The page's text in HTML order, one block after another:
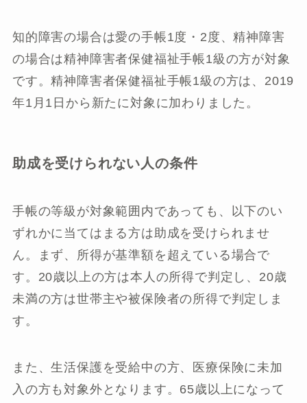
知的障害の場合は愛の手帳1度・2度、精神障害
の場合は精神障害者保健福祉手帳1級の方が対象
です。精神障害者保健福祉手帳1級の方は、2019
年1月1日から新たに対象に加わりました。
助成を受けられない人の条件
手帳の等級が対象範囲内であっても、以下のい
ずれかに当てはまる方は助成を受けられませ
ん。まず、所得が基準額を超えている場合で
す。20歳以上の方は本人の所得で判定し、20歳
未満の方は世帯主や被保険者の所得で判定しま
す。
また、生活保護を受給中の方、医療保険に未加
入の方も対象外となります。65歳以上になって